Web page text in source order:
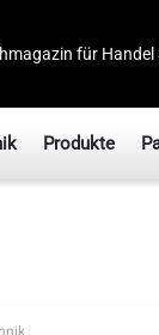
für Handel
Produkte